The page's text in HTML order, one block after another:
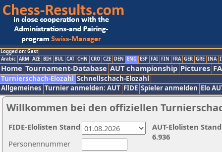
Logged on: Gast
Arabic ARM AZE BIH BUL CAT CHN CRO CZE DEN ENG ESP FAI FIN FRA GER GRE INA
Home Tournament-Database AUT championship Pictures
Turnierschach-Elozahl Schnellschach-Elozahl
Allgemeines Turnier anmelden: AUT FIDE Spieler anmelden Elo
Willkommen bei den offiziellen
Personennummer
AUT-Elolisten
6.936
FIDE-Elolisten Stand